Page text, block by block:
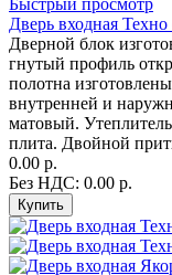
Быстрый просмотр
Дверь входная Техно
Дверной блок
гнутый профиль
полотна
внутренней и
матовый.
плита. Двойной
0.00 р.
Без НДС: 0.00 р.